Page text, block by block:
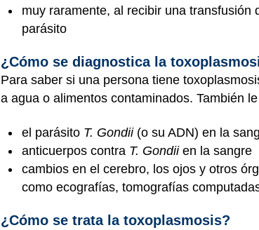
muy raramente, al recibir una
parásito
¿Cómo se diagnostica la
Para saber si una persona tiene
a agua o alimentos contaminados. También
el parásito T. Gondii(o su ADN) en la
anticuerpos contra T. Gondiien la sangre
cambios en el cerebro, los ojos y otros
como ecografías, tomografías
¿Cómo se trata la toxoplasmosis?